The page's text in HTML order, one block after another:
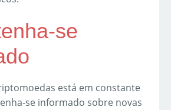
se
está em constante
se informado sobre novas